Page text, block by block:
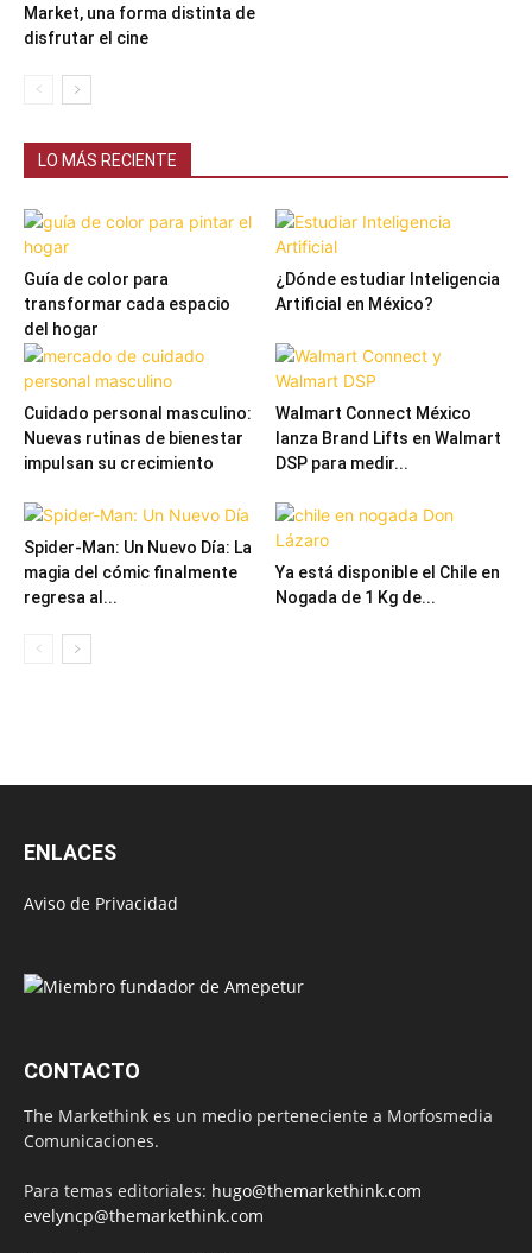
Market, una forma distinta de
disfrutar el cine
LO MÁS RECIENTE
Guía de color para
transformar cada espacio
del hogar
¿Dónde estudiar Inteligencia
Artificial en México?
Cuidado personal masculino:
Nuevas rutinas de bienestar
impulsan su crecimiento
Walmart Connect México
lanza Brand Lifts en Walmart
DSP para medir...
Spider-Man: Un Nuevo Día: La
magia del cómic finalmente
regresa al...
Ya está disponible el Chile en
Nogada de 1 Kg de...
ENLACES
Aviso de Privacidad
CONTACTO
The Markethink es un medio perteneciente a Morfosmedia
Comunicaciones.
Para temas editoriales: hugo@themarkethink.com
evelyncp@themarkethink.com